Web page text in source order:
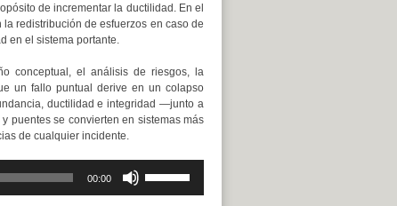
de incrementar la ductilidad. En el
redistribución de esfuerzos en caso de
en el sistema portante.
conceptual, el análisis de riesgos, la
un fallo puntual derive en un colapso
ductilidad e integridad —junto a
puentes se convierten en sistemas más
de cualquier incidente.
00:00
las
teclas